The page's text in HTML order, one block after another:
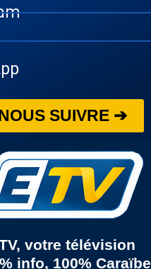
SUIVRE ➔
votre télévision
info, 100% Caraïbe